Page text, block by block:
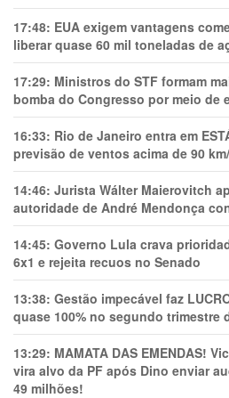
17:48: EUA exigem vantagens
liberar quase 60 mil toneladas de
17:29: Ministros do STF formam
bomba do Congresso por meio de
16:33: Rio de Janeiro entra em
previsão de ventos acima de 90
14:46: Jurista Wálter Maierovitch
autoridade de André Mendonça
14:45: Governo Lula crava
6x1 e rejeita recuos no Senado
13:38: Gestão impecável faz
quase 100% no segundo trimestre
13:29: MAMATA DAS EMENDAS!
vira alvo da PF após Dino enviar
49 milhões!